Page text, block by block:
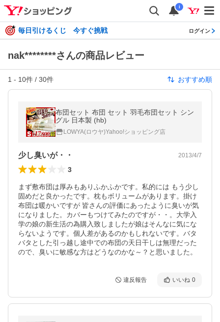
i
毎日引けるくじ 今すぐ挑戦 ログイン
nak********さんの商品レビュー
1 - 10件 / 30件 おすすめ順
布団セット 布団 セット 羽毛布団セット シン
グル 日本製 (hb)
LOWYA(ロウヤ)Yahoo!ショッピング店
少し臭いが・・ 2013/4/7
3
まず敷布団は厚みもありふかふかです。私的には もう少し
固めだと良かったです。枕もボリュームがあります。掛け
布団は暖かいですが 皆さんの評価にあったように臭いが気
になりました。カバーもつけてみたのですが・・。大学入
学の娘の新生活の為購入致しましたが娘はそんなに気にな
らないようです。個人差があるのかもしれないです。バタ
バタとした引っ越し途中での布団の天日干しは無理だった
ので、臭いに敏感な方はどうなのかな～？と思いました。
違反報告 いいね 0